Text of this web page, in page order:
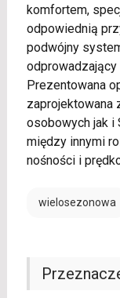
komfortem,
odpowiednią
podwójny
odprowadzający
Prezentowana
zaprojektowana
osobowych jak i
między innymi
nośności i
wielosezonowa